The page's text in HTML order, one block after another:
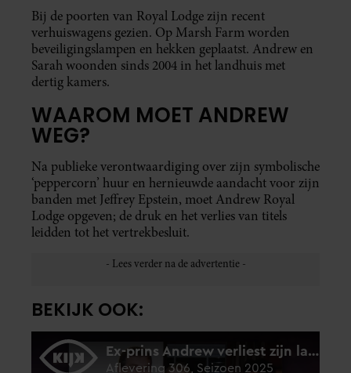
Bij de poorten van Royal Lodge zijn recent
verhuiswagens gezien. Op Marsh Farm worden
beveiligingslampen en hekken geplaatst. Andrew en
Sarah woonden sinds 2004 in het landhuis met
dertig kamers.
WAAROM MOET ANDREW
WEG?
Na publieke verontwaardiging over zijn symbolische
‘peppercorn’ huur en hernieuwde aandacht voor zijn
banden met Jeffrey Epstein, moet Andrew Royal
Lodge opgeven; de druk en het verlies van titels
leidden tot het vertrekbesluit.
BEKIJK OOK: